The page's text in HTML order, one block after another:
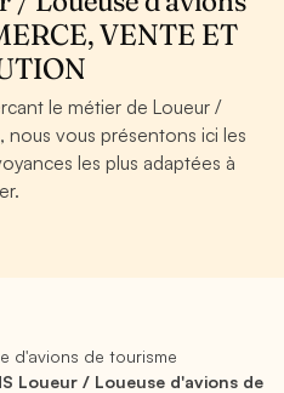
VENTE ET
le métier de Loueur /
nous vous présentons ici les
les plus adaptées à
d'avions de tourisme
Loueur / Loueuse d'avions de